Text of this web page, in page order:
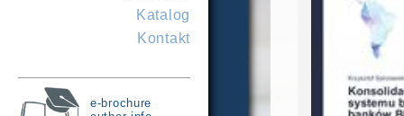
Katalog
Kontakt
e-brochure